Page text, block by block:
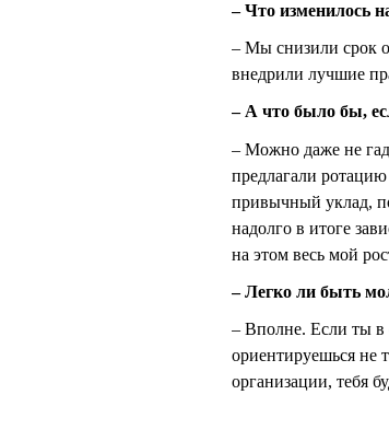
– Что изменилось
– Мы снизили срок
внедрили лучшие
– А что было бы,
– Можно даже не
предлагали
привычный уклад,
надолго в итоге
на этом весь мой
– Легко ли быть
– Вполне. Если ты в
ориентируешься не
организации, тебя